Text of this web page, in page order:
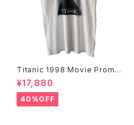
Titanic 1998 Movie Promo
Tee White
¥17,880
40%OFF